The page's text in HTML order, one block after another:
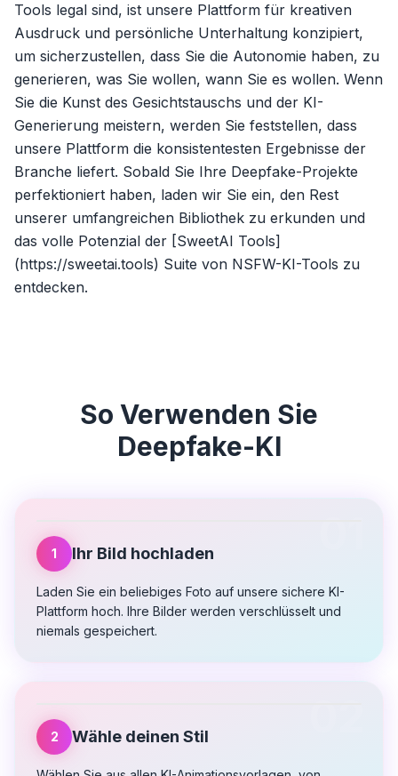
Tools legal sind, ist unsere Plattform für kreativen
Ausdruck und persönliche Unterhaltung konzipiert,
um sicherzustellen, dass Sie die Autonomie haben, zu
generieren, was Sie wollen, wann Sie es wollen. Wenn
Sie die Kunst des Gesichtstauschs und der KI-
Generierung meistern, werden Sie feststellen, dass
unsere Plattform die konsistentesten Ergebnisse der
Branche liefert. Sobald Sie Ihre Deepfake-Projekte
perfektioniert haben, laden wir Sie ein, den Rest
unserer umfangreichen Bibliothek zu erkunden und
das volle Potenzial der [SweetAI Tools]
(https://sweetai.tools) Suite von NSFW-KI-Tools zu
entdecken.
So Verwenden Sie
Deepfake-KI
1 Ihr Bild hochladen
Laden Sie ein beliebiges Foto auf unsere sichere KI-
Plattform hoch. Ihre Bilder werden verschlüsselt und
niemals gespeichert.
2 Wähle deinen Stil